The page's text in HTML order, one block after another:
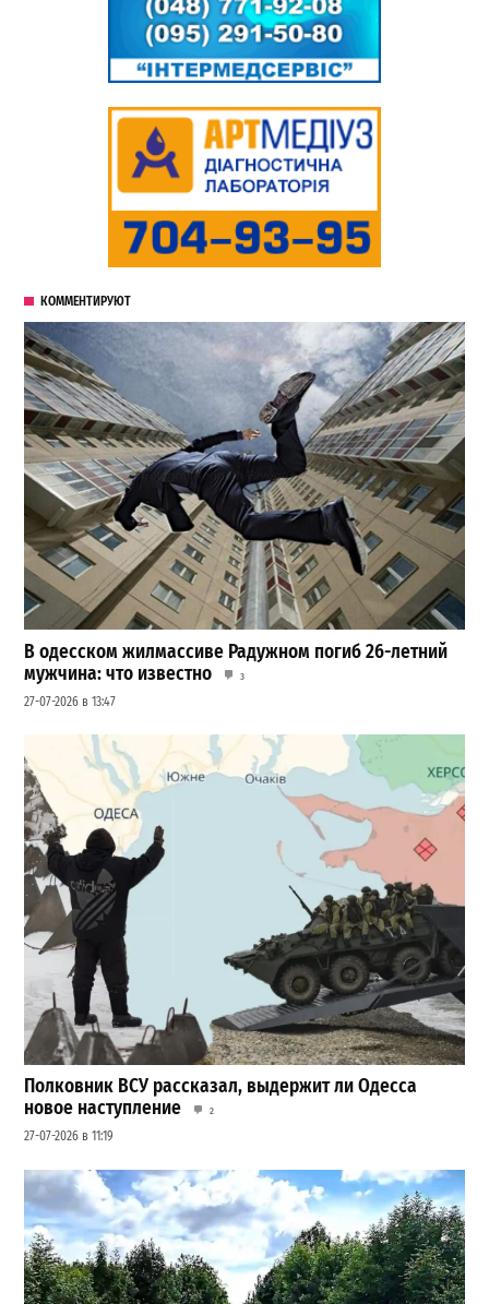
КОММЕНТИРУЮТ
В одесском жилмассиве Радужном погиб 26-летний
мужчина: что известно
3
27-07-2026 в 13:47
Полковник ВСУ рассказал, выдержит ли Одесса
новое наступление
2
27-07-2026 в 11:19